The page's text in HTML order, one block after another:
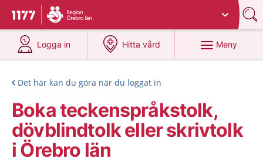
Till startsidan för 1177
Du har valt region
Logga in
på 1177.se
Hitta vård
på 1177.se
Meny
Det här kan du göra när du loggat in
Boka teckenspråkstolk,
dövblindtolk eller skrivtolk
i Örebro län